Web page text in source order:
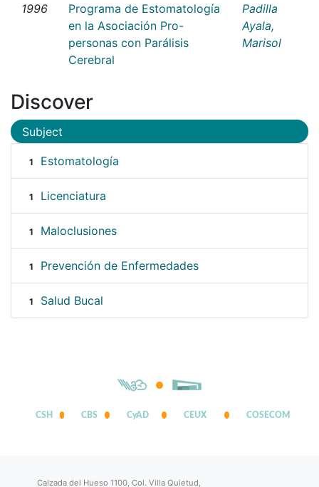
1996
Programa de Estomatología
en la Asociación Pro-
personas con Parálisis
Cerebral
Padilla
Ayala,
Marisol
Discover
Subject
1 Estomatología
1 Licenciatura
1 Maloclusiones
1 Prevención de Enfermedades
1 Salud Bucal
CSH CBS CyAD CEUX COSECOM
Calzada del Hueso 1100, Col. Villa Quietud,